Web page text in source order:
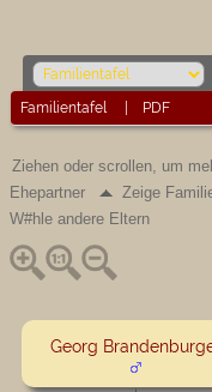
Familientafel PDF
Ziehen oder scrollen, um
Ehepartner
Zeige
W#hle andere Eltern
Georg